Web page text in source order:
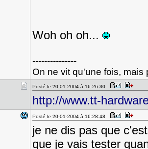
Woh oh oh...
---------------
On ne vit qu'une fois, mais
Posté le 20-01-2004 à 16:26:30
http://www.tt-
Posté le 20-01-2004 à 16:28:48
je ne dis pas que
que je vais tester